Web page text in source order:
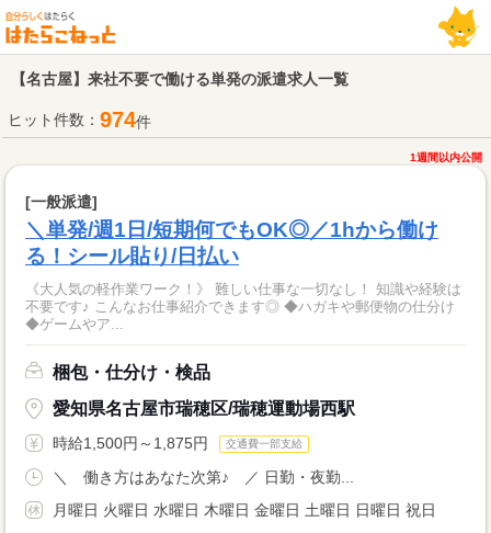
【名古屋】来社不要で働ける単発の派遣求人一覧
ヒット件数： 974件
1週間以内公開
[一般派遣]
＼単発/週1日/短期何でもOK◎／1hから働け
る！シール貼り/日払い
《大人気の軽作業ワーク！》 難しい仕事な一切なし！ 知識や経験は
不要です♪ こんなお仕事紹介できます◎ ◆ハガキや郵便物の仕分け
◆ゲームやア...
梱包・仕分け・検品
愛知県名古屋市瑞穂区/瑞穂運動場西駅
時給1,500円～1,875円 交通費一部支給
＼ 働き方はあなた次第♪ ／ 日勤・夜勤...
月曜日 火曜日 水曜日 木曜日 金曜日 土曜日 日曜日 祝日